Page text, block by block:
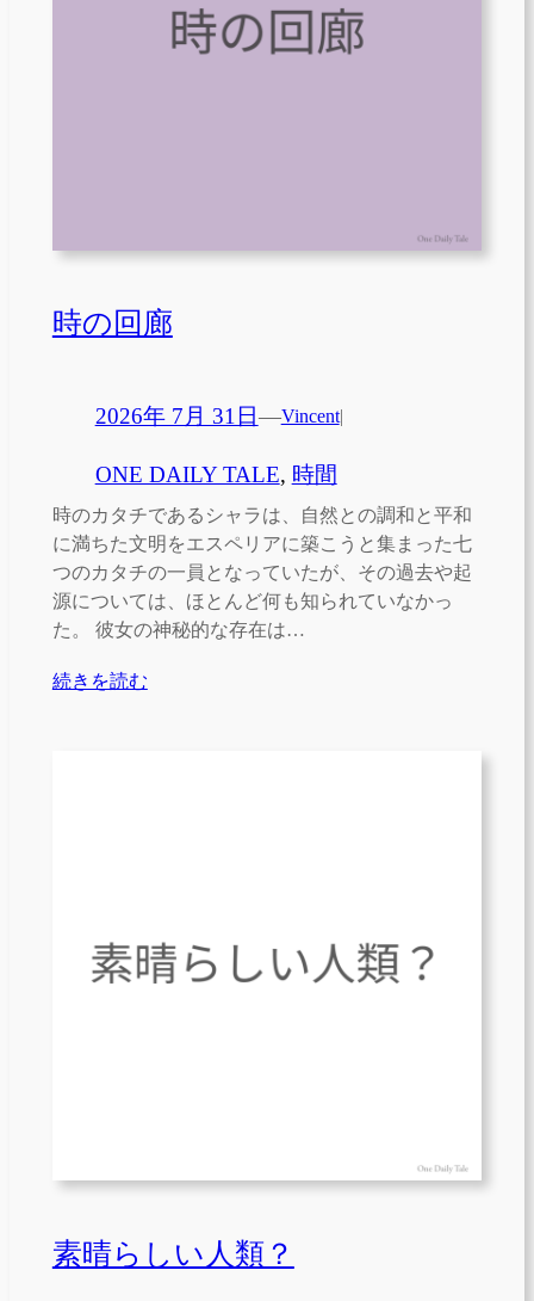
時の回廊
2026年 7月 31日—Vincent|
ONE DAILY TALE, 時間
時のカタチであるシャラは、自然との調和と平和
に満ちた文明をエスペリアに築こうと集まった七
つのカタチの一員となっていたが、その過去や起
源については、ほとんど何も知られていなかっ
た。 彼女の神秘的な存在は…
続きを読む
素晴らしい人類？